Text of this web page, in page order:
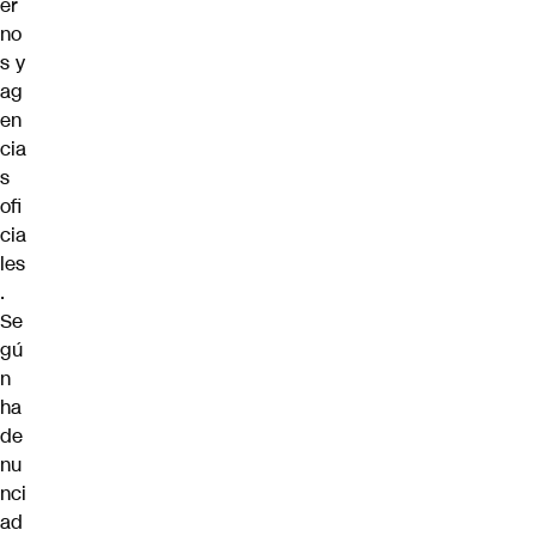
no
s y
ag
en
cia
s
ofi
cia
les
.
Se
gú
n
ha
de
nu
nci
ad